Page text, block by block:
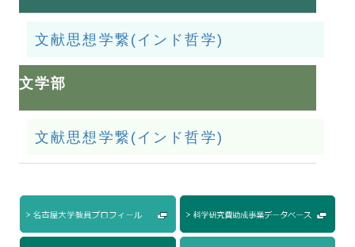
文献思想学繋(インド哲学)
文学部
文献思想学繋(インド哲学)